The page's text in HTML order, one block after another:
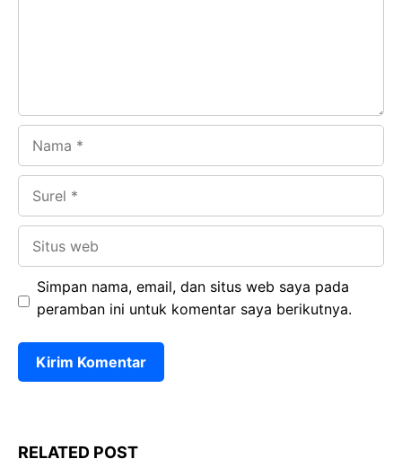
Simpan nama, email, dan situs web saya pada
peramban ini untuk komentar saya berikutnya.
RELATED POST